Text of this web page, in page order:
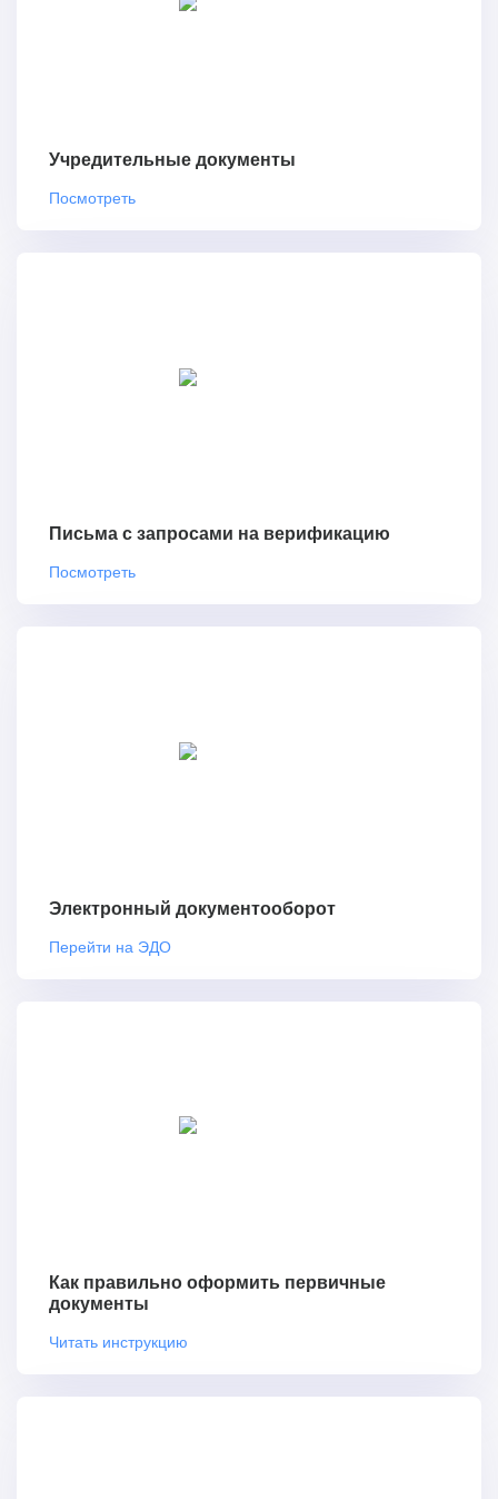
Учредительные документы
Посмотреть
Письма с запросами на верификацию
Посмотреть
Электронный документооборот
Перейти на ЭДО
Как правильно оформить первичные
документы
Читать инструкцию